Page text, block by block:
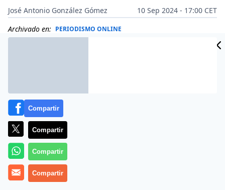
José Antonio González Gómez
10 Sep 2024 - 17:00 CET
Archivado en: PERIODISMO ONLINE
Compartir
Compartir
Compartir
Compartir